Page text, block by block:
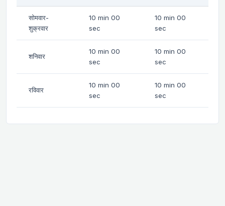
सोमवार-
शुक्रवार
10 min 00
sec
10 min 00
sec
शनिवार
10 min 00
sec
10 min 00
sec
रविवार
10 min 00
sec
10 min 00
sec